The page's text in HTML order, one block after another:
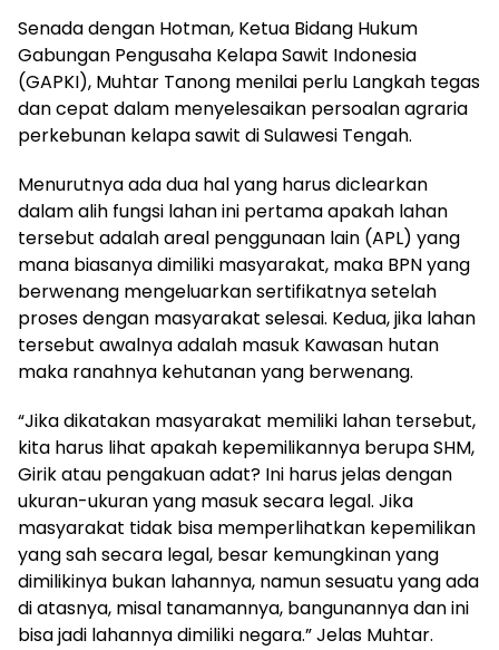
Senada dengan Hotman, Ketua Bidang Hukum
Gabungan Pengusaha Kelapa Sawit Indonesia
(GAPKI), Muhtar Tanong menilai perlu Langkah tegas
dan cepat dalam menyelesaikan persoalan agraria
perkebunan kelapa sawit di Sulawesi Tengah.
Menurutnya ada dua hal yang harus diclearkan
dalam alih fungsi lahan ini pertama apakah lahan
tersebut adalah areal penggunaan lain (APL) yang
mana biasanya dimiliki masyarakat, maka BPN yang
berwenang mengeluarkan sertifikatnya setelah
proses dengan masyarakat selesai. Kedua, jika lahan
tersebut awalnya adalah masuk Kawasan hutan
maka ranahnya kehutanan yang berwenang.
“Jika dikatakan masyarakat memiliki lahan tersebut,
kita harus lihat apakah kepemilikannya berupa SHM,
Girik atau pengakuan adat? Ini harus jelas dengan
ukuran-ukuran yang masuk secara legal. Jika
masyarakat tidak bisa memperlihatkan kepemilikan
yang sah secara legal, besar kemungkinan yang
dimilikinya bukan lahannya, namun sesuatu yang ada
di atasnya, misal tanamannya, bangunannya dan ini
bisa jadi lahannya dimiliki negara.” Jelas Muhtar.